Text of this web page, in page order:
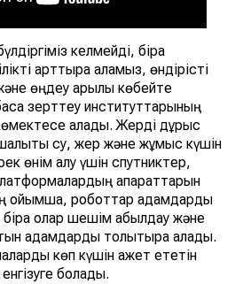
келмейді, бірақ
арттыра аламыз, өндірісті
өңдеу арқылы көбейте
зерттеу институттарының
алады. Жерді дұрыс
су, жер және жұмыс күшін
өнім алу үшін спутниктер,
ақпараттарын
ойымша, роботтар адамдарды
олар шешім қабылдау және
адамдарды толықтыра алады.
көп күшін қажет ететін
болады.